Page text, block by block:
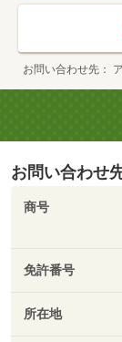
お問い合わせ先
お問い合わせ
商号
免許番号
所在地